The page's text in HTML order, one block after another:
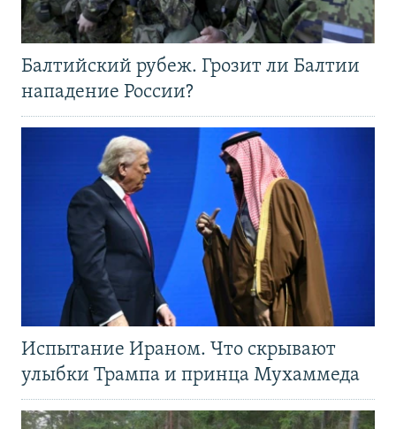
Балтийский рубеж. Грозит ли Балтии
нападение России?
Испытание Ираном. Что скрывают
улыбки Трампа и принца Мухаммеда